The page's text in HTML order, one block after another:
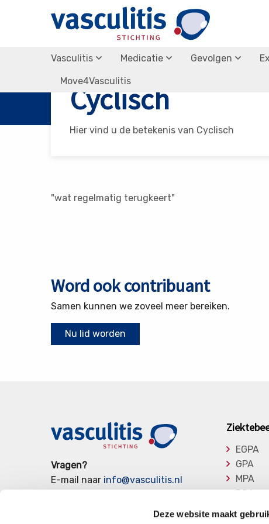
Deze website maakt
Vasculitis Medicatie Gevolgen
Move4Vasculitis
Cyclisch
Hier vind u de betekenis van Cyclisch
"wat regelmatig terugkeert"
Word ook contribuant
Samen kunnen we zoveel meer bereiken.
Nu lid worden
Vragen?
E-mail naar info@vasculitis.nl
Elke werkdag van 10:00 – 17:00
EGPA
GPA
MPA
RCA